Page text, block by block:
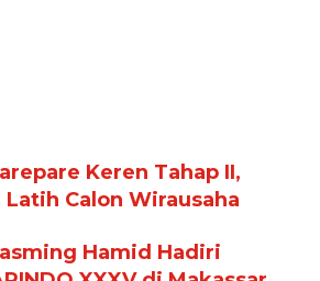
Keren Tahap II,
Calon Wirausaha
Hamid Hadiri